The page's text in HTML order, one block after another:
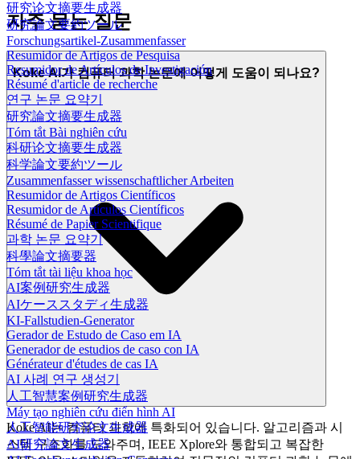
研究论文摘要生成器
研究論文要約ツール
Forschungsartikel-Zusammenfasser
Resumidor de Artigos de Pesquisa
Resumidor de Artículos de Investigación
Résumé d'article de recherche
연구 논문 요약기
研究論文摘要生成器
Tóm tắt Bài nghiên cứu
科研论文摘要生成器
科学論文要約ツール
Zusammenfasser wissenschaftlicher Arbeiten
Resumidor de Artigos Científicos
Resumidor de Artículos Científicos
Résumé de Papier Scientifique
과학 논문 요약기
科學論文摘要器
Tóm tắt tài liệu khoa học
AI案例研究生成器
AIケーススタディ生成器
KI-Fallstudien-Generator
Gerador de Estudo de Caso em IA
Generador de estudios de caso con IA
Générateur d'études de cas IA
AI 사례 연구 생성기
人工智慧案例研究生成器
Máy tạo nghiên cứu điển hình AI
人工智能研究论文生成器
AI研究論文生成器
자주 묻는 질문
Koke AI가 컴퓨터 과학 논문에 어떻게 도움이 되나요?
Koke AI는 컴퓨터 과학에 특화되어 있습니다. 알고리즘과 시
스템 구조화를 도와주며, IEEE Xplore와 통합되고 복잡한